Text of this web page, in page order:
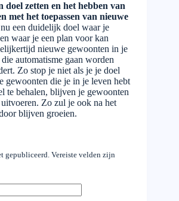
doel zetten en het hebben van
met het toepassen van nieuwe
een duidelijk doel waar je
waar je een plan voor kan
nieuwe gewoonten in je
automatisme gaan worden
Zo stop je niet als je je doel
gewoonten die je in je leven hebt
te behalen, blijven je gewoonten
Zo zul je ook na het
blijven groeien.
gepubliceerd. Vereiste velden zijn